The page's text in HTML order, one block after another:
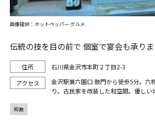
伝統の技を目の前で 個室で宴会も承り
石川県金沢市本町２丁目2-3
金沢駅兼六園口 鼓門から徒歩5分。六
り。古民家を改装した和空間。優しい
画像提供：ホットペッパー グルメ
和食